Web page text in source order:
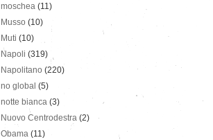
moschea (11)
Musso (10)
Muti (10)
Napoli (319)
Napolitano (220)
no global (5)
notte bianca (3)
Nuovo Centrodestra (2)
Obama (11)